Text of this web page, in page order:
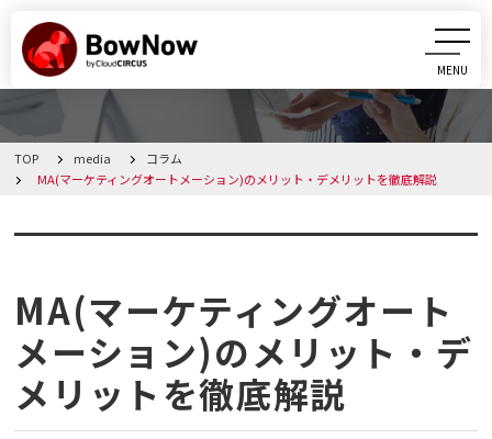
MENU
CLOSE
BowNowとは
課題別活用シーン
機能
料金・プラン
導入事例
TOP media
コラム
MA(マーケティングオートメーション)のメリット・デメリットを徹底解説
コラム
MA(マーケティングオート
メーション)のメリット・デ
メリットを徹底解説